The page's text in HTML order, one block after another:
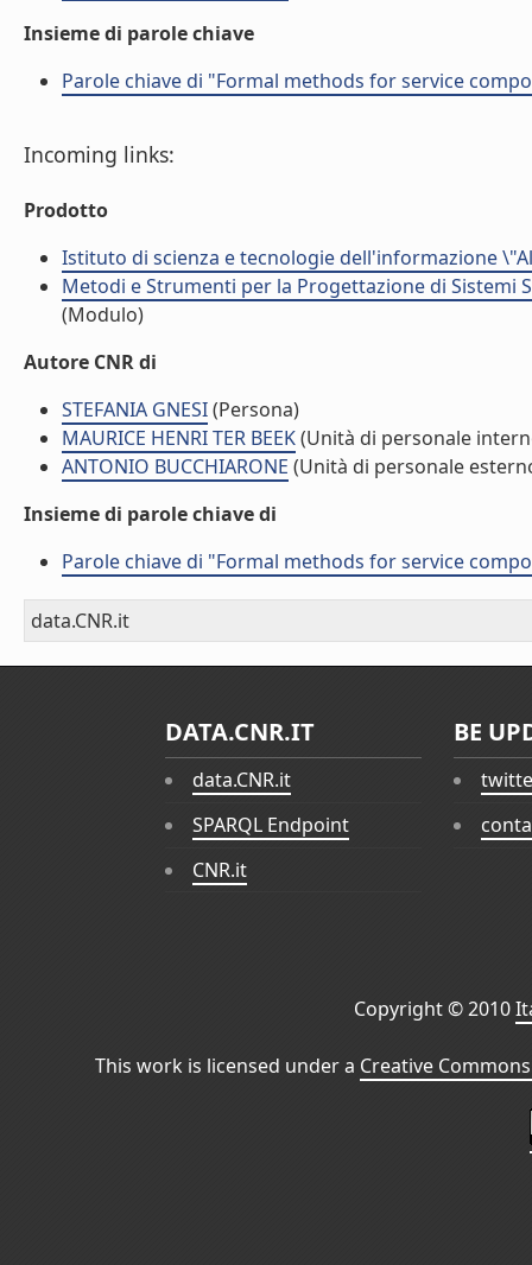
Insieme di parole chiave
Parole chiave di "Formal methods for service
Incoming links:
Prodotto
Istituto di scienza e tecnologie dell'informazione
Metodi e Strumenti per la Progettazione di Sistemi
(Modulo)
Autore CNR di
STEFANIA GNESI(Persona)
MAURICE HENRI TER BEEK(Unità di personale
ANTONIO BUCCHIARONE (Unità di personale
Insieme di parole chiave di
Parole chiave di "Formal methods for service
data.CNR.it
DATA.CNR.IT
data.CNR.it
SPARQL Endpoint
CNR.it
BE
Copyright © 2010
This work is licensed under a Creative